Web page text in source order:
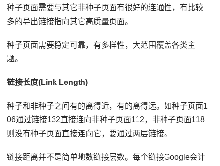
种子页面需要与其它非种子页面有很好的连通性，有比较
多的导出链接指向其它高质量页面。
种子页面需要稳定可靠，有多样性，大范围覆盖各类主
题。
链接长度(Link Length)
种子和非种子之间有的离得近，有的离得远。如种子页面1
06通过链接132直接连向非种子页面112，非种子页面118
则没有种子页面直接连向它，要通过两层链接。
链接距离并不是简单地数链接层数。每个链接Google会计